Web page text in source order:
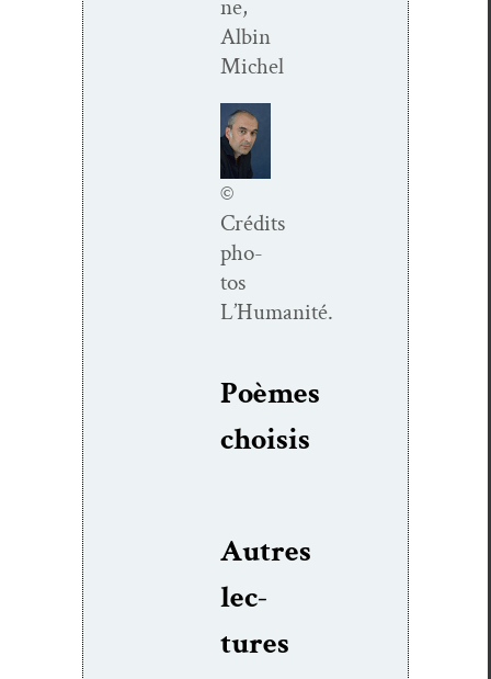
ne,
Albin
Michel
©
Crédits
pho­
tos
L’Humanité.
Poèmes
choi­sis
Autres
lec­
tures